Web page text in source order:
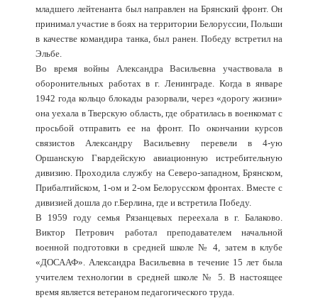
младшего лейтенанта был направлен на Брянский фронт. Он
принимал участие в боях на территории Белоруссии, Польши
в качестве командира танка, был ранен. Победу встретил на
Эльбе.
Во время войны Александра Васильевна участвовала в
оборонительных работах в г. Ленинграде. Когда в январе
1942 года кольцо блокады разорвали, через «дорогу жизни»
она уехала в Тверскую область, где обратилась в военкомат с
просьбой отправить ее на фронт. По окончании курсов
связистов Александру Васильевну перевели в 4-ую
Оршанскую Гвардейскую авиационную истребительную
дивизию. Проходила службу на Северо-западном, Брянском,
Прибалтийском, 1-ом и 2-ом Белорусском фронтах. Вместе с
дивизией дошла до г.Берлина, где и встретила Победу.
В 1959 году семья Рязанцевых переехала в г. Балаково.
Виктор Петрович работал преподавателем начальной
военной подготовки в средней школе № 4, затем в клубе
«ДОСААФ». Александра Васильевна в течение 15 лет была
учителем технологии в средней школе № 5. В настоящее
время является ветераном педагогического труда.